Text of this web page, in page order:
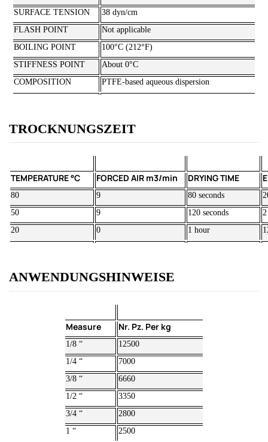
SURFACE TENSION
38 dyn/cm
FLASH POINT
Not applicable
BOILING POINT
100°C (212°F)
STIFFNESS POINT
About 0°C
COMPOSITION
PTFE-based aqueous dispersion
TROCKNUNGSZEIT
TEMPERATURE °C FORCED AIR m3/min DRYING TIME
80 9 80 seconds
50
9 120 seconds
20
0 1 hour
ANWENDUNGSHINWEISE
Measure Nr. Pz. Per kg
1/8 “
12500
1/4 “
7000
3/8 “
6660
1/2 “
3350
3/4 “
2800
1 “
2500